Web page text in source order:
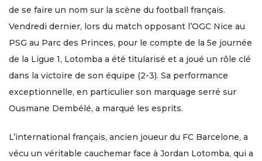
de se faire un nom sur la scène du football français.
Vendredi dernier, lors du match opposant l’OGC Nice au
PSG au Parc des Princes, pour le compte de la 5e journée
de la Ligue 1, Lotomba a été titularisé et a joué un rôle clé
dans la victoire de son équipe (2-3). Sa performance
exceptionnelle, en particulier son marquage serré sur
Ousmane Dembélé, a marqué les esprits.
L’international français, ancien joueur du FC Barcelone, a
vécu un véritable cauchemar face à Jordan Lotomba, qui a